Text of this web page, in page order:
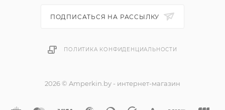
ПОДПИСАТЬСЯ НА РАССЫЛКУ
ПОЛИТИКА КОНФИДЕНЦИАЛЬНОСТИ
2026 © Amperkin.by - интернет-магазин